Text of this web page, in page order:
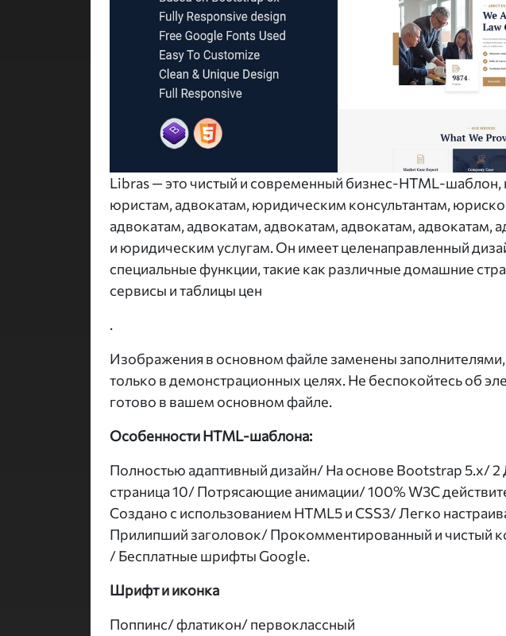
Libras — это чистый и современный бизнес-HTML-
юристам, адвокатам, юридическим консультантам,
адвокатам, адвокатам, адвокатам, адвокатам, адвокатам,
и юридическим услугам. Он имеет целенаправленный
специальные функции, такие как различные домашние
сервисы и таблицы цен
.
Изображения в основном файле заменены
только в демонстрационных целях. Не беспокойтесь об
готово в вашем основном файле.
Особенности HTML-шаблона:
Полностью адаптивный дизайн/ На основе Bootstrap 5.x/
страница 10/ Потрясающие анимации/ 100% W3C
Создано с использованием HTML5 и CSS3/ Легко
Прилипший заголовок/ Прокомментированный и чистый
/ Бесплатные шрифты Google.
Шрифт и иконка
Поппинс/ флатикон/ первоклассный